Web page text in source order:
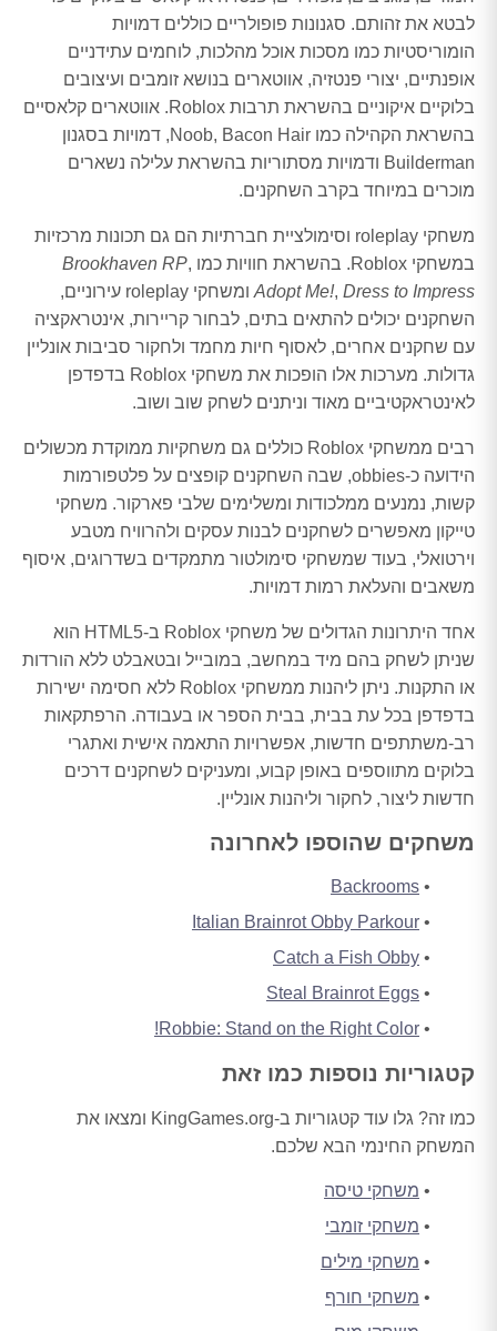
לבטא את זהותם. סגנונות פופולריים כוללים דמויות
הומוריסטיות כמו מסכות אוכל מהלכות, לוחמים עתידניים
אופנתיים, יצורי פנטזיה, אווטארים בנושא זומבים ועיצובים
בלוקיים איקוניים בהשראת תרבות Roblox. אווטארים קלאסיים
בהשראת הקהילה כמו Noob, Bacon Hair, דמויות בסגנון
Builderman ודמויות מסתוריות בהשראת עלילה נשארים
מוכרים במיוחד בקרב השחקנים.
משחקי roleplay וסימולציית חברתיות הם גם תכונות מרכזיות
במשחקי Roblox. בהשראת חוויות כמו
Brookhaven RP,
Adopt Me!, Dress to Impress
ומשחקי roleplay עירוניים,
השחקנים יכולים להתאים בתים, לבחור קריירות, אינטראקציה
עם שחקנים אחרים, לאסוף חיות מחמד ולחקור סביבות אונליין
גדולות. מערכות אלו הופכות את משחקי Roblox בדפדפן
לאינטראקטיביים מאוד וניתנים לשחק שוב ושוב.
רבים ממשחקי Roblox כוללים גם משחקיות ממוקדת מכשולים
הידועה כ-obbies, שבה השחקנים קופצים על פלטפורמות
קשות, נמנעים ממלכודות ומשלימים שלבי פארקור. משחקי
טייקון מאפשרים לשחקנים לבנות עסקים ולהרוויח מטבע
וירטואלי, בעוד שמשחקי סימולטור מתמקדים בשדרוגים, איסוף
משאבים והעלאת רמות דמויות.
אחד היתרונות הגדולים של משחקי Roblox ב-HTML5 הוא
שניתן לשחק בהם מיד במחשב, במובייל ובטאבלט ללא הורדות
או התקנות. ניתן ליהנות ממשחקי Roblox ללא חסימה ישירות
בדפדפן בכל עת בבית, בבית הספר או בעבודה. הרפתקאות
רב-משתתפים חדשות, אפשרויות התאמה אישית ואתגרי
בלוקים מתווספים באופן קבוע, ומעניקים לשחקנים דרכים
חדשות ליצור, לחקור וליהנות אונליין.
משחקים שהוספו לאחרונה
Backrooms
Italian Brainrot Obby Parkour
Catch a Fish Obby
Steal Brainrot Eggs
Robbie: Stand on the Right Color!
קטגוריות נוספות כמו זאת
כמו זה? גלו עוד קטגוריות ב-KingGames.org ומצאו את
המשחק החינמי הבא שלכם.
משחקי טיסה
משחקי זומבי
משחקי מילים
משחקי חורף